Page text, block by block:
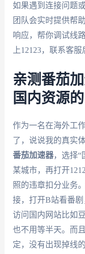
如果遇到连接问题
团队会实时提供帮
响应，帮你调试线
上12123，联系客
亲测番茄
国内资源
作为一名在海外工
了，说说我的真实
番茄加速器，选择“
某城市，再打开
照的违章扣分业务
接，打开B站看番剧
访问国内网站比如
也不用等半天。而
定，没有出现掉线的